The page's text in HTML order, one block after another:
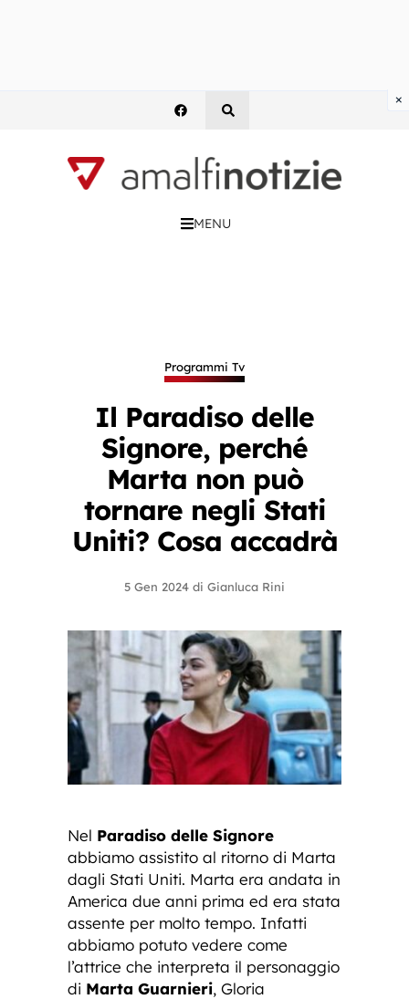
MENU
Programmi Tv
Il Paradiso delle
Signore, perché
Marta non può
tornare negli Stati
Uniti? Cosa accadrà
5 Gen 2024 di Gianluca Rini
Nel Paradiso delle Signore
abbiamo assistito al ritorno di Marta
dagli Stati Uniti. Marta era andata in
America due anni prima ed era stata
assente per molto tempo. Infatti
abbiamo potuto vedere come
l’attrice che interpreta il personaggio
di Marta Guarnieri, Gloria
×